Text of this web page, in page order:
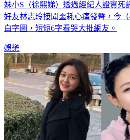
女星大S（徐熙媛）因感染流感併發
妹小S（徐熙娣）透過經紀人證實死
好友林志玲接聞噩耗心痛發聲，今（
娛樂